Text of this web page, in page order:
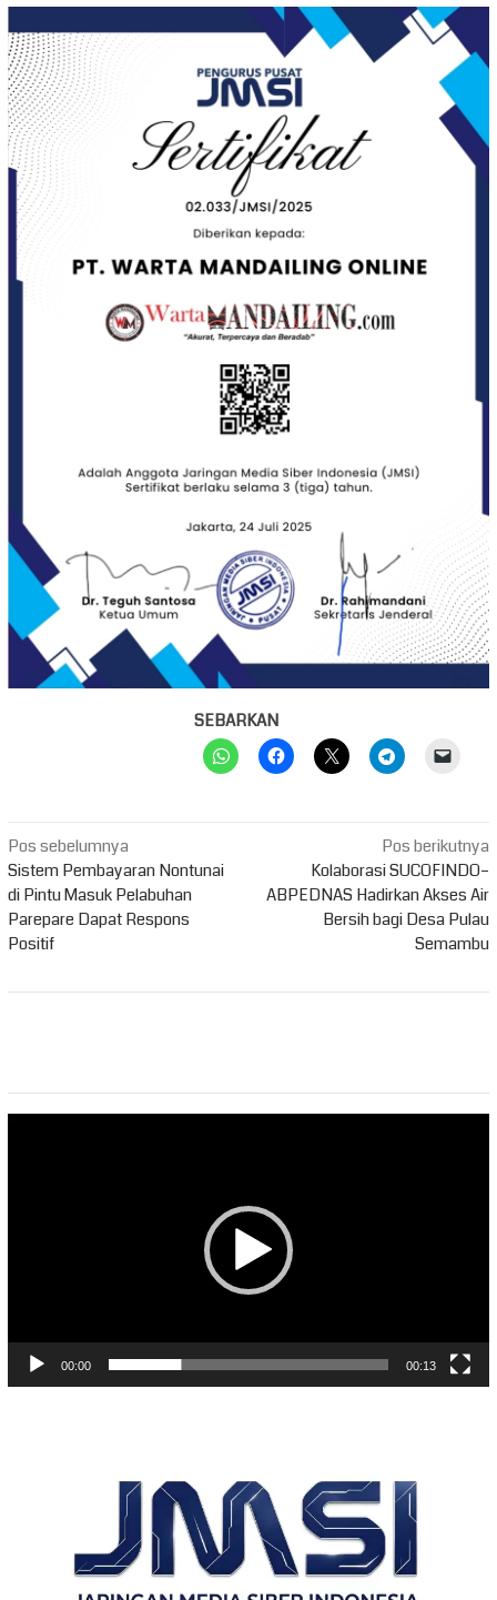
SEBARKAN
Navigasi
pos
Pos sebelumnya
Sistem Pembayaran Nontunai
di Pintu Masuk Pelabuhan
Parepare Dapat Respons
Positif
Pos berikutnya
Kolaborasi SUCOFINDO–
ABPEDNAS Hadirkan Akses Air
Bersih bagi Desa Pulau
Semambu
00:00 00:13